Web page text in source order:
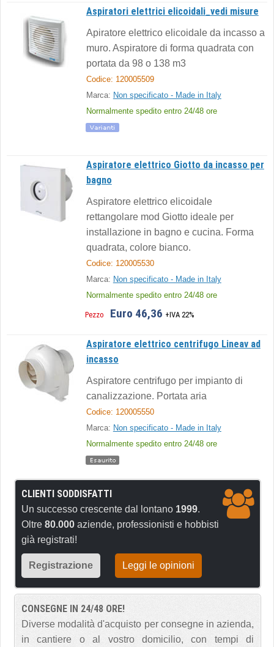
Aspiratori elettrici elicoidali_vedi misure
Apiratore elettrico elicoidale da incasso a
muro. Aspiratore di forma quadrata con
portata da 98 o 138 m3
Codice: 120005509
Marca: Non specificato - Made in Italy
Normalmente spedito entro 24/48 ore
Aspiratore elettrico Giotto da incasso per
bagno
Aspiratore elettrico elicoidale
rettangolare mod Giotto ideale per
installazione in bagno e cucina. Forma
quadrata, colore bianco.
Codice: 120005530
Marca: Non specificato - Made in Italy
Normalmente spedito entro 24/48 ore
Pezzo Euro 46,36 +IVA 22%
Aspiratore elettrico centrifugo Lineav ad
incasso
Aspiratore centrifugo per impianto di
canalizzazione. Portata aria
Codice: 120005550
Marca: Non specificato - Made in Italy
Normalmente spedito entro 24/48 ore
CLIENTI SODDISFATTI
Un successo crescente dal lontano 1999.
Oltre 80.000 aziende, professionisti e hobbisti
già registrati!
Registrazione Leggi le opinioni
CONSEGNE IN 24/48 ORE!
Diverse modalità d'acquisto per consegne in azienda,
in cantiere o al vostro domicilio, con tempi di